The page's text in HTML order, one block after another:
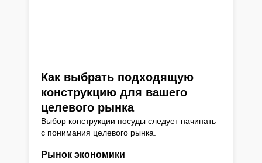
Как выбрать подходящую
конструкцию для вашего
целевого рынка
Выбор конструкции посуды следует начинать
с понимания целевого рынка.
Рынок экономики